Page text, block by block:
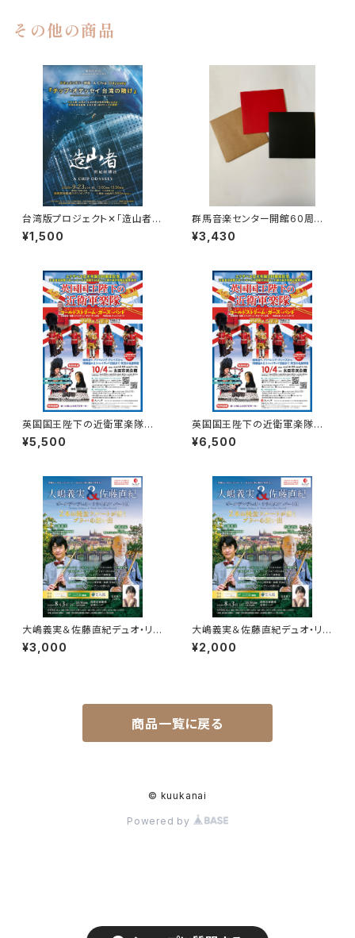
その他の商品
台湾版プロジェクト✕「造山者」
ー枚のチップが、世界を変えるー
ドキュメンタリー上映
¥1,500
群馬音楽センター開館60周年
記念誌 1冊 ＋群馬レガシー
（プレゼント）
¥3,430
英国国王陛下の近衛軍楽隊 A
席 ご希望の席をご指定くださ
い。
¥5,500
英国国王陛下の近衛軍楽隊 S
席 ご希望の席をご指定くださ
い。
¥6,500
大嶋義実＆佐藤直紀デュオ・リサ
イタル ～2本の純金フルートが
紡ぐプラハの想い出～ A席
¥3,000
大嶋義実＆佐藤直紀デュオ・リサ
イタル ～2本の純金フルートが
紡ぐプラハの想い出～ 学生（１
¥2,000
商品一覧に戻る
© kuukanai
Powered by